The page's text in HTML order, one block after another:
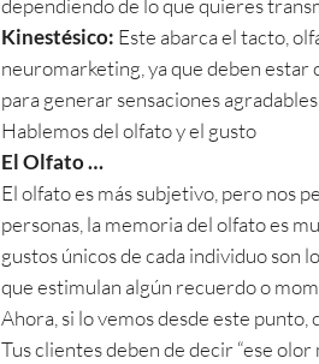
dependiendo de lo que quieres
Kinestésico: Este abarca el tacto,
neuromarketing, ya que deben
para generar sensaciones
Hablemos del olfato y el gusto
El Olfato …
El olfato es más subjetivo, pero nos
personas, la memoria del olfato es
gustos únicos de cada individuo son
que estimulan algún recuerdo o
Ahora, si lo vemos desde este
Tus clientes deben de decir “ese